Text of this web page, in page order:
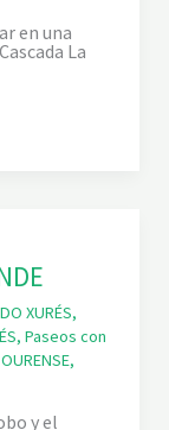
en una
La
XURÉS,
, Paseos con
,
y el